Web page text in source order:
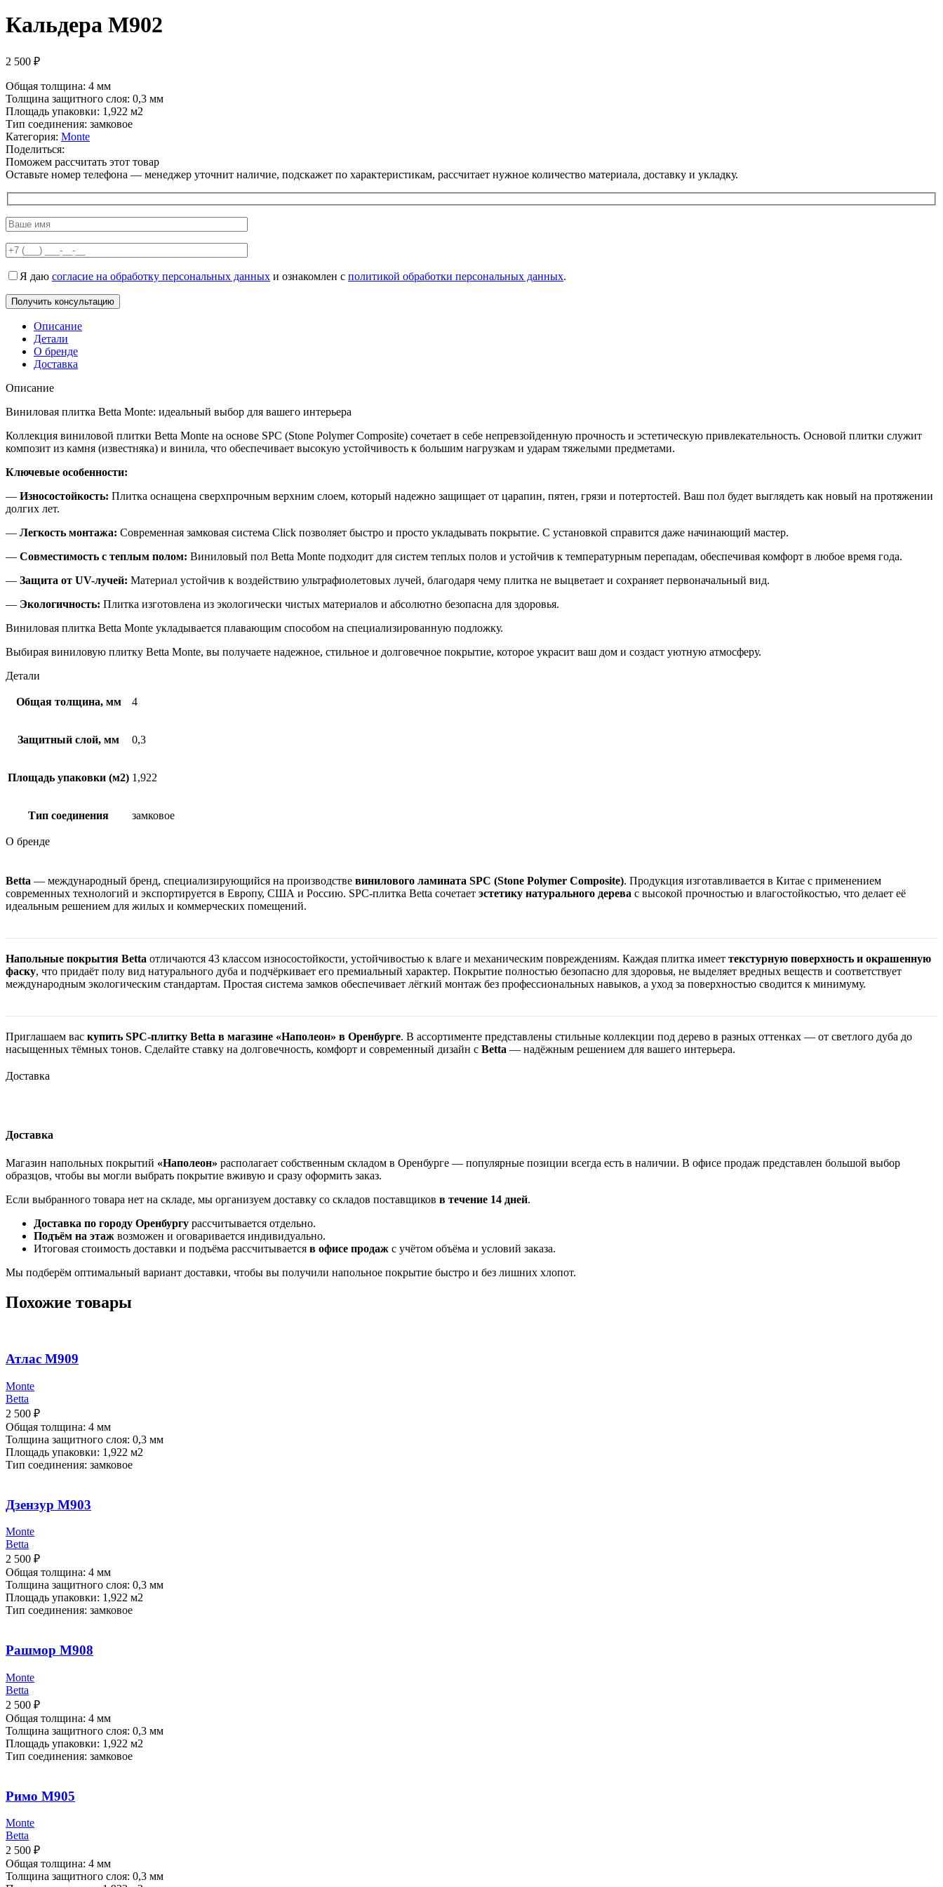
Кальдера M902
2 500 ₽
Общая толщина: 4 мм
Толщина защитного слоя: 0,3 мм
Площадь упаковки: 1,922 м2
Тип соединения: замковое
Категория: Monte
Поделиться:
Поможем рассчитать этот товар
Оставьте номер телефона — менеджер уточнит наличие, подскажет по характеристикам, рассчитает нужное количество материала, доставку и укладку.
Я даю согласие на обработку персональных данных и ознакомлен с политикой обработки персональных данных.
Описание
Детали
О бренде
Доставка
Описание
Виниловая плитка Betta Monte: идеальный выбор для вашего интерьера
Коллекция виниловой плитки Betta Monte на основе SPC (Stone Polymer Composite) сочетает в себе непревзойденную прочность и эстетическую привлекательность. Основой плитки служит
композит из камня (известняка) и винила, что обеспечивает высокую устойчивость к большим нагрузкам и ударам тяжелыми предметами.
Ключевые особенности:
— Износостойкость: Плитка оснащена сверхпрочным верхним слоем, который надежно защищает от царапин, пятен, грязи и потертостей. Ваш пол будет выглядеть как новый на протяжении
долгих лет.
— Легкость монтажа: Современная замковая система Click позволяет быстро и просто укладывать покрытие. С установкой справится даже начинающий мастер.
— Совместимость с теплым полом: Виниловый пол Betta Monte подходит для систем теплых полов и устойчив к температурным перепадам, обеспечивая комфорт в любое время года.
— Защита от UV-лучей: Материал устойчив к воздействию ультрафиолетовых лучей, благодаря чему плитка не выцветает и сохраняет первоначальный вид.
— Экологичность: Плитка изготовлена из экологически чистых материалов и абсолютно безопасна для здоровья.
Виниловая плитка Betta Monte укладывается плавающим способом на специализированную подложку.
Выбирая виниловую плитку Betta Monte, вы получаете надежное, стильное и долговечное покрытие, которое украсит ваш дом и создаст уютную атмосферу.
Детали
Общая толщина, мм 4
Защитный слой, мм 0,3
Площадь упаковки (м2) 1,922
Тип соединения замковое
О бренде
Betta — международный бренд, специализирующийся на производстве винилового ламината SPC (Stone Polymer Composite). Продукция изготавливается в Китае с применением
современных технологий и экспортируется в Европу, США и Россию. SPC-плитка Betta сочетает эстетику натурального дерева с высокой прочностью и влагостойкостью, что делает её
идеальным решением для жилых и коммерческих помещений.
Напольные покрытия Betta отличаются 43 классом износостойкости, устойчивостью к влаге и механическим повреждениям. Каждая плитка имеет текстурную поверхность и окрашенную
фаску, что придаёт полу вид натурального дуба и подчёркивает его премиальный характер. Покрытие полностью безопасно для здоровья, не выделяет вредных веществ и соответствует
международным экологическим стандартам. Простая система замков обеспечивает лёгкий монтаж без профессиональных навыков, а уход за поверхностью сводится к минимуму.
Приглашаем вас купить SPC-плитку Betta в магазине «Наполеон» в Оренбурге. В ассортименте представлены стильные коллекции под дерево в разных оттенках — от светлого дуба до
насыщенных тёмных тонов. Сделайте ставку на долговечность, комфорт и современный дизайн с Betta — надёжным решением для вашего интерьера.
Доставка
Доставка
Магазин напольных покрытий «Наполеон» располагает собственным складом в Оренбурге — популярные позиции всегда есть в наличии. В офисе продаж представлен большой выбор
образцов, чтобы вы могли выбрать покрытие вживую и сразу оформить заказ.
Если выбранного товара нет на складе, мы организуем доставку со складов поставщиков в течение 14 дней.
Доставка по городу Оренбургу рассчитывается отдельно.
Подъём на этаж возможен и оговаривается индивидуально.
Итоговая стоимость доставки и подъёма рассчитывается в офисе продаж с учётом объёма и условий заказа.
Мы подберём оптимальный вариант доставки, чтобы вы получили напольное покрытие быстро и без лишних хлопот.
Похожие товары
Атлас M909
Monte
Betta
2 500 ₽
Общая толщина: 4 мм
Толщина защитного слоя: 0,3 мм
Площадь упаковки: 1,922 м2
Тип соединения: замковое
Дзензур M903
Monte
Betta
2 500 ₽
Общая толщина: 4 мм
Толщина защитного слоя: 0,3 мм
Площадь упаковки: 1,922 м2
Тип соединения: замковое
Рашмор M908
Monte
Betta
2 500 ₽
Общая толщина: 4 мм
Толщина защитного слоя: 0,3 мм
Площадь упаковки: 1,922 м2
Тип соединения: замковое
Римо M905
Monte
Betta
2 500 ₽
Общая толщина: 4 мм
Толщина защитного слоя: 0,3 мм